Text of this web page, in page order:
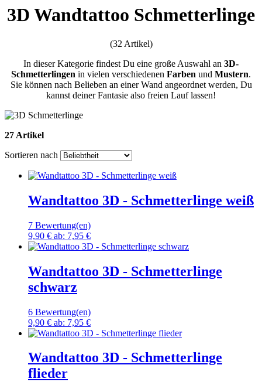
3D Wandtattoo Schmetterlinge
(32 Artikel)
In dieser Kategorie findest Du eine große Auswahl an 3D-
Schmetterlingen in vielen verschiedenen Farben und Mustern.
Sie können nach Belieben an einer Wand angeordnet werden, Du
kannst deiner Fantasie also freien Lauf lassen!
27 Artikel
Sortieren nach
Wandtattoo 3D - Schmetterlinge weiß
7 Bewertung(en)
9,90 € ab: 7,95 €
Wandtattoo 3D - Schmetterlinge
schwarz
6 Bewertung(en)
9,90 € ab: 7,95 €
Wandtattoo 3D - Schmetterlinge
flieder